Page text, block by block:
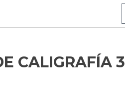
CALIGRAFÍA 3